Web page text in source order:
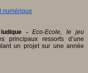
numérique
-
Eco-Ecole, le jeu
ressorts d’une
un projet sur une année